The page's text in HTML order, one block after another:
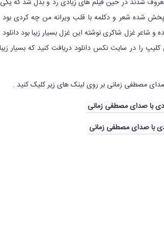
شدند در حین فیلم های زیادی رد و بدل شد که
شده شعر و دکلمه با قلب ویرانه من چه کردی بود
غزل شاکری نوشته این غزل بسیار زیبا بود
کلیپ را در سایت نکس دانلود دریافت کنید که بسیار
مصطفی زمانی بر روی لینک های زیر کلیک کنید .
با صدای مصطفی زمانی
با صدای مصطفی زمانی